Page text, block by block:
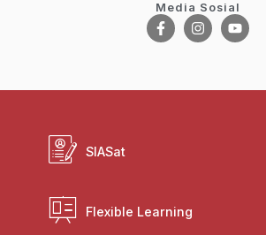
Media Sosial
SIASat
Flexible Learning